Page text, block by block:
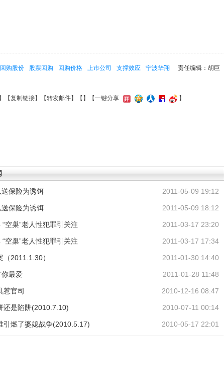
责任编辑：胡巨
回购股份 股票回购 回购价格 上市公司 支撑效应
宁波华翔
】【复制链接】【转发邮件】【 】 【一键分享 】
2011-05-09 19:12
保险为诱饵
2011-05-09 18:12
保险为诱饵
2011-03-17 23:20
空巢”老人性犯罪引关注
2011-03-17 17:34
空巢”老人性犯罪引关注
2011-01-30 14:40
2011.1.30）
2011-01-28 11:48
最爱
2010-12-16 08:47
惹官司
2010-07-11 00:14
还是陷阱(2010.7.10)
2010-05-17 22:01
燃了婆媳战争(2010.5.17)